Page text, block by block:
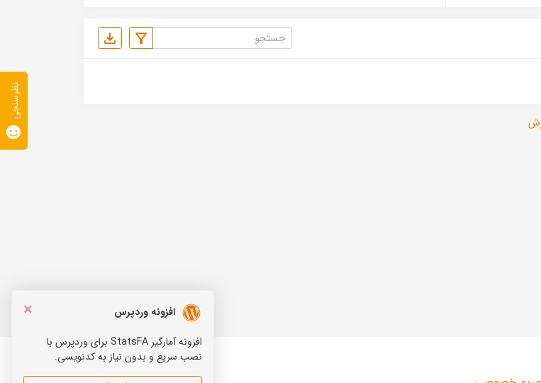
×
افزونه وردپرس
افزونه آمارگیر StatsFA برای وردپرس با
نصب سریع و بدون نیاز به کدنویسی.
نظرسنجی